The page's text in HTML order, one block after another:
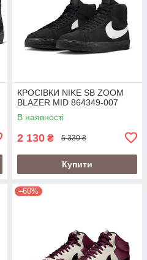
КРОСІВКИ NIKE SB ZOOM
BLAZER MID 864349-007
В наявності
2 130 ₴ 5 330 ₴
Купити
–60%